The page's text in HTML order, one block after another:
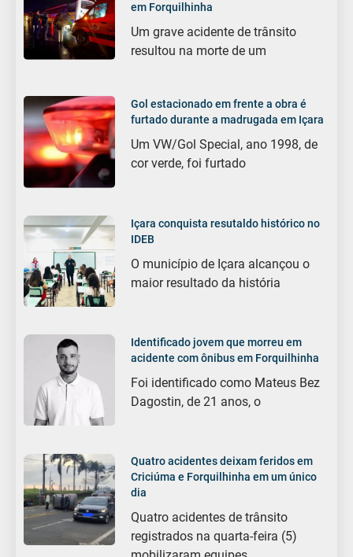
em Forquilhinha
Um grave acidente de trânsito
resultou na morte de um
Gol estacionado em frente a obra é
furtado durante a madrugada em Içara
Um VW/Gol Special, ano 1998, de
cor verde, foi furtado
Içara conquista resutaldo histórico no
IDEB
O município de Içara alcançou o
maior resultado da história
Identificado jovem que morreu em
acidente com ônibus em Forquilhinha
Foi identificado como Mateus Bez
Dagostin, de 21 anos, o
Quatro acidentes deixam feridos em
Criciúma e Forquilhinha em um único
dia
Quatro acidentes de trânsito
registrados na quarta-feira (5)